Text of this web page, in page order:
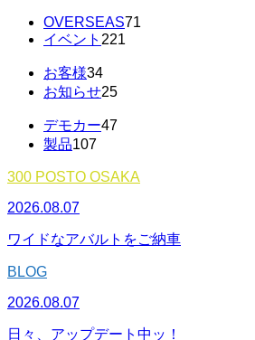
OVERSEAS71
イベント 221
お客様34
お知らせ25
デモカー47
製品107
300 POSTO OSAKA
2026.08.07
ワイドなアバルトをご納車
BLOG
2026.08.07
日々、アップデート中ッ！